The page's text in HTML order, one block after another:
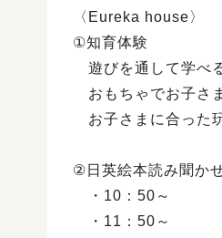
〈Eureka house〉
①知育体験
遊びを通して学べ
おもちゃでお子さ
お子さまに合った
②日英絵本読み聞か
・10：50～
・11：50～